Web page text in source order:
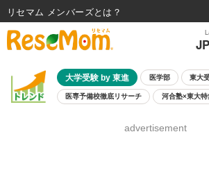
JP
大学受験 by 東進 医学部 東大
医専予備校徹底リサーチ 河合塾×東大特
8月開催学校説明会・相談会
advertisement
リセマム メンバーズ